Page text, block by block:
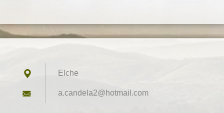
Elche
a.candel a2@hotmail.com